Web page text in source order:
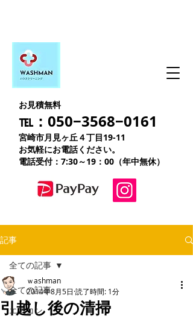
お見積無料
℡：050−3568−0161
宮崎市月見ヶ丘４丁目19-11
お気軽にお電話ください。
電話受付：7:30～19：00（年中無休）
記事
全ての記事
エアコン
全ての記事
引越し後の清掃
ｗashman
2014年8月5日 読了時間: 1分